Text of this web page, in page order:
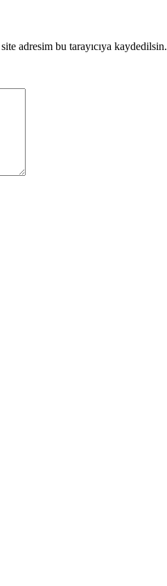
adresim bu tarayıcıya kaydedilsin.